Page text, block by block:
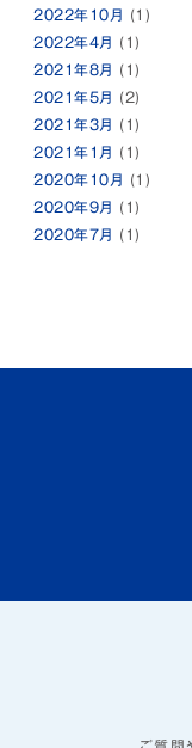
2022年10月 (1)
2022年4月 (1)
2021年8月 (1)
2021年5月 (2)
2021年3月 (1)
2021年1月 (1)
2020年10月 (1)
2020年9月 (1)
2020年7月 (1)